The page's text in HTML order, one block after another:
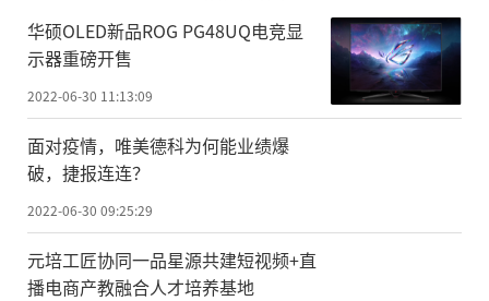
华硕OLED新品ROG PG48UQ电竞显
示器重磅开售
2022-06-30 11:13:09
面对疫情，唯美德科为何能业绩爆
破，捷报连连？
2022-06-30 09:25:29
元培工匠协同一品星源共建短视频+直
播电商产教融合人才培养基地